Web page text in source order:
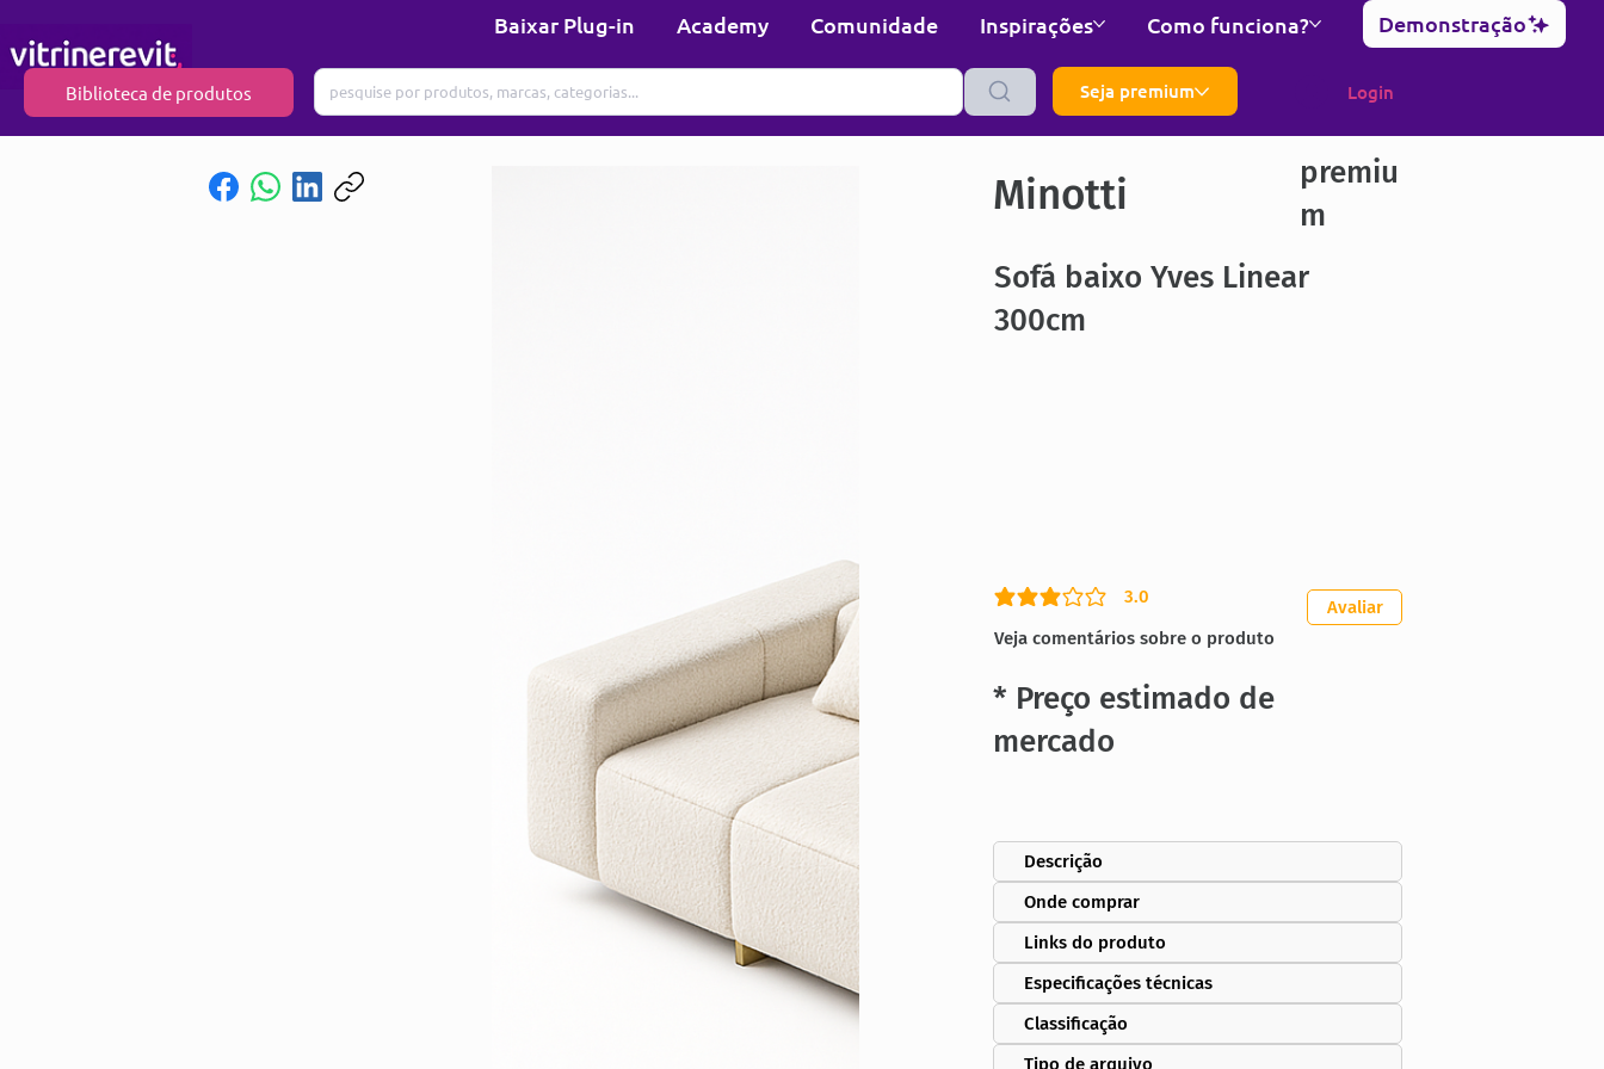
Baixar Plug-in Academy Comunidade Inspirações Como funciona? Demonstração
Biblioteca de produtos Seja premium Login
Minotti
premiu
m
Sofá baixo Yves Linear
300cm
3.0
classificação média é 3 de 5
Veja comentários sobre o produto
Avaliar
* Preço estimado de
mercado
Descrição
Onde comprar
Links do produto
Especificações técnicas
Classificação
Tipo de arquivo